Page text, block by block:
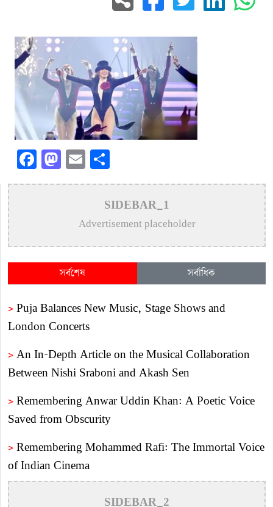
Facebook
Mastodon
Email
SIDEBAR_1
Advertisement placeholder
সর্বশেষ সর্বাধিক
> Puja Balances New Music, Stage Shows and
London Concerts
> An In-Depth Article on the Musical Collaboration
Between Nishi Sraboni and Akash Sen
> Remembering Anwar Uddin Khan: A Poetic Voice
Saved from Obscurity
> Remembering Mohammed Rafi: The Immortal Voice
of Indian Cinema
>
Katy Perry Expresses Outrage After Trump White
SIDEBAR_2